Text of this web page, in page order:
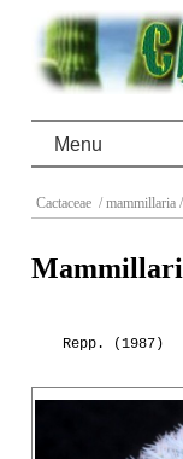
Menu
Cactaceae / mammillaria
Repp. (1987)